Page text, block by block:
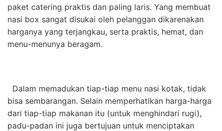
paket catering praktis dan paling laris. Yang membuat
nasi box sangat disukai oleh pelanggan dikarenakan
harganya yang terjangkau, serta praktis, hemat, dan
menu-menunya beragam.
Dalam memadukan tiap-tiap menu nasi kotak, tidak
bisa sembarangan. Selain memperhatikan harga-harga
dari tiap-tiap makanan itu (untuk menghindari rugi),
padu-padan ini juga bertujuan untuk menciptakan